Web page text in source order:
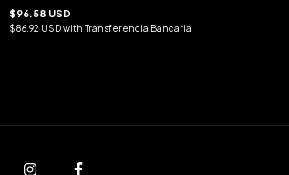
$96.58 USD
$86.92 USDwith Transferencia Bancaria